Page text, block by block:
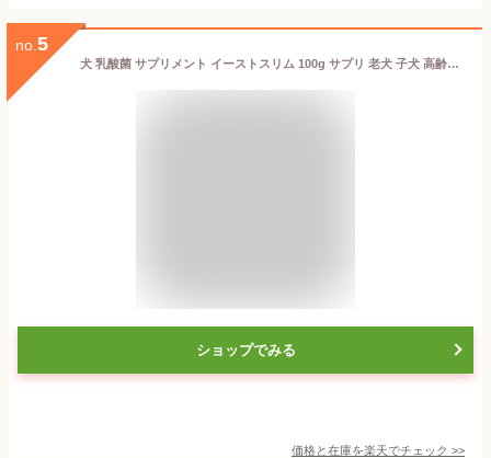
no. 5
犬 乳酸菌 サプリメント イーストスリム 100g サプリ 老犬 子犬 高齢犬 シニア シニアドッグ シニア犬 ペットサプリメント 犬用品 大型犬 中型犬 栄養補助食品 腸内環境
ショップでみる
価格と在庫を楽天でチェック >>